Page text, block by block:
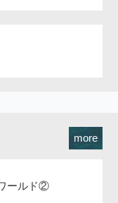
more
ールド②